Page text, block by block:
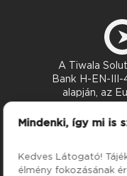
A Tiwala
Bank H-EN-
alapján, az
szerint nyújt
Mindenki, így mi is
Kedves Látogató!
élmény fokozásának